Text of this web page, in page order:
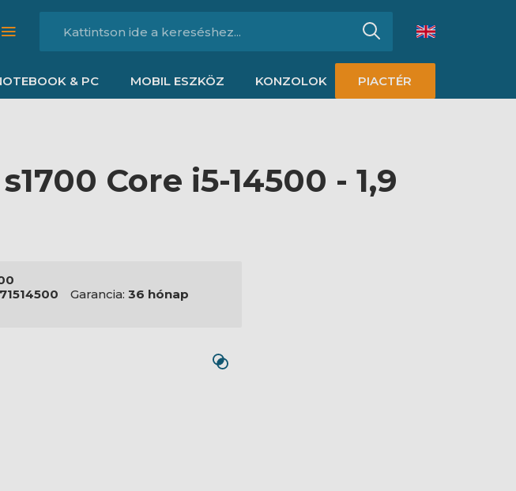
& PC MOBIL ESZKÖZ KONZOLOK PIACTÉR
Core i5-14500 - 1,9
Garancia: 36 hónap